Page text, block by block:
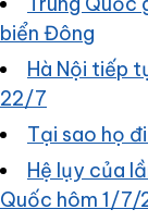
biển Đông
Hà Nội tiếp
22/7
Tại sao họ
Hệ lụy của
Quốc hôm 1/7/